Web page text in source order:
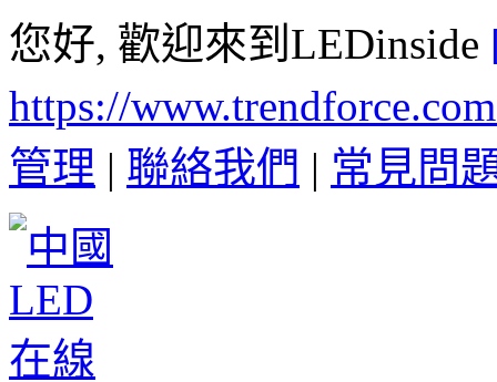
您好, 歡迎來到LEDinside
https://
管理 | 聯絡我們 | 常見問